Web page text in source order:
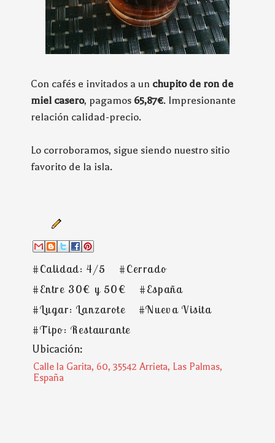
Con cafés e invitados a un chupito de ron de
miel casero, pagamos 65,87€. Impresionante
relación calidad-precio.
Lo corroboramos, sigue siendo nuestro sitio
favorito de la isla.
#Calidad: 4/5
#Cerrado
#Entre 30€ y 50€
#España
#Lugar: Lanzarote
#Nueva Visita
#Tipo: Restaurante
Ubicación:
Calle la Garita, 60, 35542 Arrieta, Las Palmas,
España